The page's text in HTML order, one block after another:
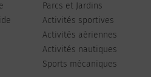
Parcs et Jardins
Activités sportives
Activités aériennes
Activités nautiques
Sports mécaniques